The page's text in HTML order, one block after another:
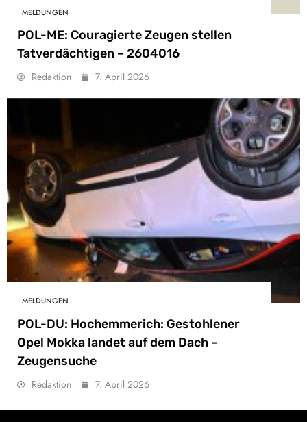
MELDUNGEN
POL-ME: Couragierte Zeugen stellen
Tatverdächtigen – 2604016
Redaktion 7. April 2026
MELDUNGEN
POL-DU: Hochemmerich: Gestohlener
Opel Mokka landet auf dem Dach –
Zeugensuche
Redaktion 7. April 2026